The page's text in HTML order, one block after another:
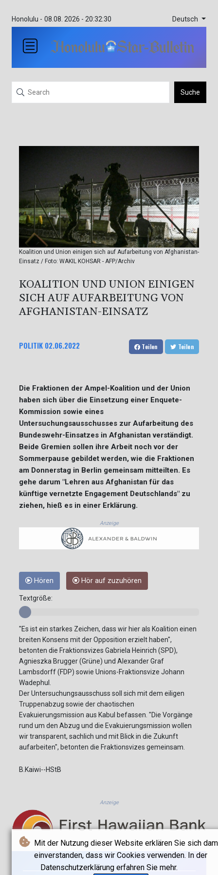
Mit der Nutzung dieser Website erklären Sie sich
einverstanden, dass wir Cookies verwenden. In der
Datenschutzerklärung erfahren Sie mehr.
Honolulu - 08.08. 2026 - 20:32:30 Deutsch
Suche
Koalition und Union einigen sich auf Aufarbeitung von Afghanistan-
Einsatz / Foto: WAKIL KOHSAR - AFP/Archiv
KOALITION UND UNION EINIGEN
SICH AUF AUFARBEITUNG VON
AFGHANISTAN-EINSATZ
POLITIK 02.06.2022 Teilen Teilen
Die Fraktionen der Ampel-Koalition und der Union
haben sich über die Einsetzung einer Enquete-
Kommission sowie eines
Untersuchungsausschusses zur Aufarbeitung des
Bundeswehr-Einsatzes in Afghanistan verständigt.
Beide Gremien sollen ihre Arbeit noch vor der
Sommerpause gebildet werden, wie die Fraktionen
am Donnerstag in Berlin gemeinsam mitteilten. Es
gehe darum "Lehren aus Afghanistan für das
künftige vernetzte Engagement Deutschlands" zu
ziehen, hieß es in einer Erklärung.
Anzeige
Hören Hör auf zuzuhören
Textgröße:
"Es ist ein starkes Zeichen, dass wir hier als Koalition einen
breiten Konsens mit der Opposition erzielt haben",
betonten die Fraktionsvizes Gabriela Heinrich (SPD),
Agnieszka Brugger (Grüne) und Alexander Graf
Lambsdorff (FDP) sowie Unions-Fraktionsvize Johann
Wadephul.
Der Untersuchungsausschuss soll sich mit dem eiligen
Truppenabzug sowie der chaotischen
Evakuierungsmission aus Kabul befassen. "Die Vorgänge
rund um den Abzug und die Evakuierungsmission wollen
wir transparent, sachlich und mit Blick in die Zukunft
aufarbeiten", betonten die Fraktionsvizes gemeinsam.
B.Kaiwi--HStB
Anzeige